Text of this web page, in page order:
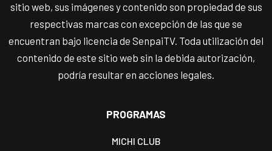
sitio web, sus imágenes y contenido son propiedad de sus
respectivas marcas con excepción de las que se
encuentran bajo licencia de SenpaiTV. Toda utilización del
contenido de este sitio web sin la debida autorización,
podría resultar en acciones legales.
PROGRAMAS
MICHI CLUB